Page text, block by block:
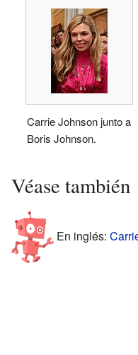
Carrie Johnson junto a
Boris Johnson.
Véase también
En inglés: